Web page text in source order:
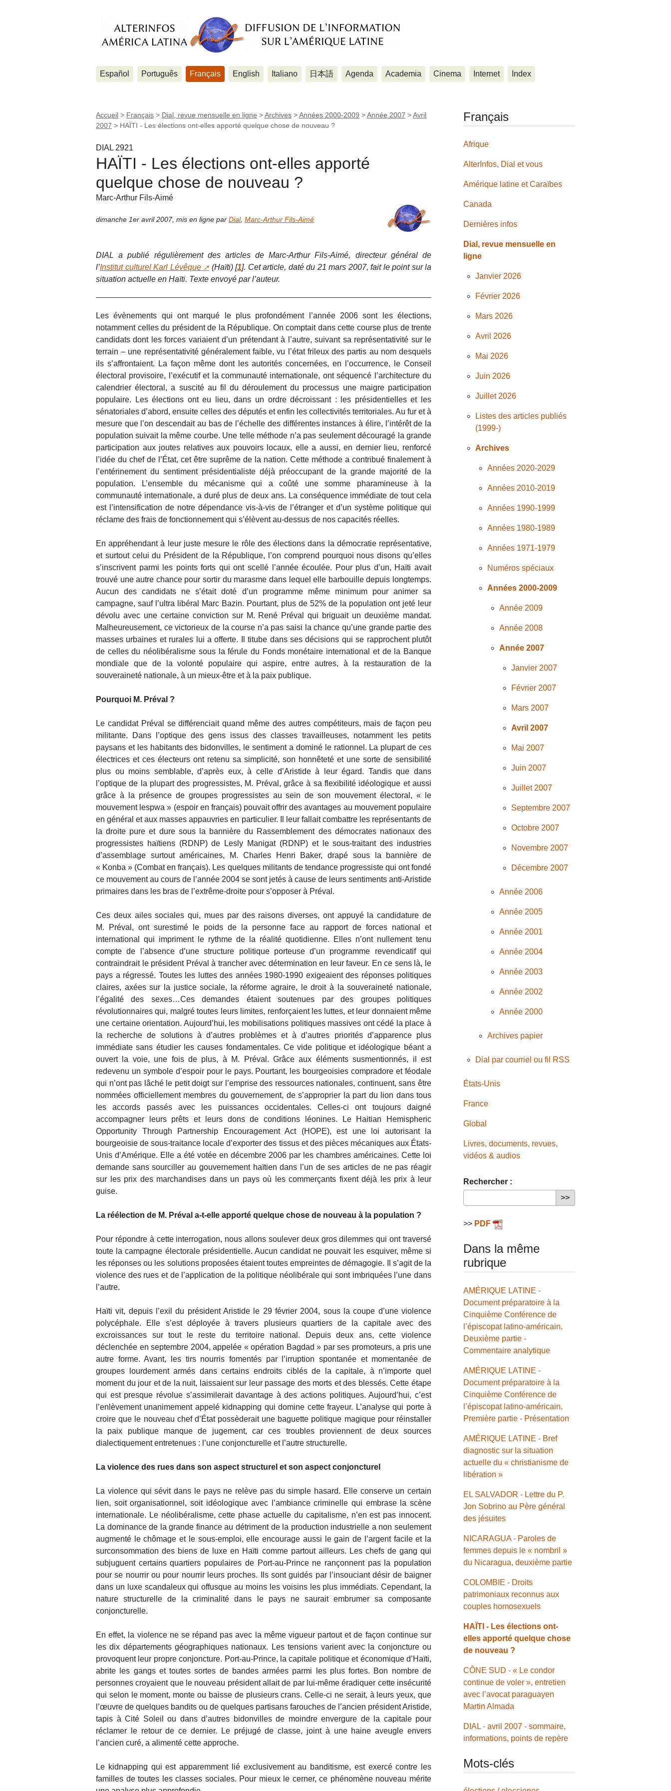
Español Português Français English Italiano 日本語 Agenda Academia Cinema Internet Index
Accueil > Français > Dial, revue mensuelle en ligne >Archives >Années 2000-2009 >Année 2007 >Avril
2007 > HAÏTI - Les élections ont-elles apporté quelque chose de nouveau ?
DIAL 2921
HAÏTI - Les élections ont-elles apporté
quelque chose de nouveau ?
Marc-Arthur Fils-Aimé
dimanche 1er avril 2007, mis en ligne par Dial, Marc-Arthur Fils-Aimé
DIAL a publié régulièrement des articles de Marc-Arthur Fils-Aimé, directeur général de
l’Institut culturel Karl Lévêque (Haïti)[1]. Cet article, daté du 21 mars 2007, fait le point sur la
situation actuelle en Haïti. Texte envoyé par l’auteur.
Les évènements qui ont marqué le plus profondément l’année 2006 sont les élections,
notamment celles du président de la République. On comptait dans cette course plus de trente
candidats dont les forces variaient d’un prétendant à l’autre, suivant sa représentativité sur le
terrain – une représentativité généralement faible, vu l’état frileux des partis au nom desquels
ils s’affrontaient. La façon même dont les autorités concernées, en l’occurrence, le Conseil
électoral provisoire, l’exécutif et la communauté internationale, ont séquencé l’architecture du
calendrier électoral, a suscité au fil du déroulement du processus une maigre participation
populaire. Les élections ont eu lieu, dans un ordre décroissant : les présidentielles et les
sénatoriales d’abord, ensuite celles des députés et enfin les collectivités territoriales. Au fur et à
mesure que l’on descendait au bas de l’échelle des différentes instances à élire, l’intérêt de la
population suivait la même courbe. Une telle méthode n’a pas seulement découragé la grande
participation aux joutes relatives aux pouvoirs locaux, elle a aussi, en dernier lieu, renforcé
l’idée du chef de l’État, cet être suprême de la nation. Cette méthode a contribué finalement à
l’entérinement du sentiment présidentialiste déjà préoccupant de la grande majorité de la
population. L’ensemble du mécanisme qui a coûté une somme pharamineuse à la
communauté internationale, a duré plus de deux ans. La conséquence immédiate de tout cela
est l’intensification de notre dépendance vis-à-vis de l’étranger et d’un système politique qui
réclame des frais de fonctionnement qui s’élèvent au-dessus de nos capacités réelles.
En appréhendant à leur juste mesure le rôle des élections dans la démocratie représentative,
et surtout celui du Président de la République, l’on comprend pourquoi nous disons qu’elles
s’inscrivent parmi les points forts qui ont scellé l’année écoulée. Pour plus d’un, Haïti avait
trouvé une autre chance pour sortir du marasme dans lequel elle barbouille depuis longtemps.
Aucun des candidats ne s’était doté d’un programme même minimum pour animer sa
campagne, sauf l’ultra libéral Marc Bazin. Pourtant, plus de 52% de la population ont jeté leur
dévolu avec une certaine conviction sur M. René Préval qui briguait un deuxième mandat.
Malheureusement, ce victorieux de la course n’a pas saisi la chance qu’une grande partie des
masses urbaines et rurales lui a offerte. Il titube dans ses décisions qui se rapprochent plutôt
de celles du néolibéralisme sous la férule du Fonds monétaire international et de la Banque
mondiale que de la volonté populaire qui aspire, entre autres, à la restauration de la
souveraineté nationale, à un mieux-être et à la paix publique.
Pourquoi M. Préval ?
Le candidat Préval se différenciait quand même des autres compétiteurs, mais de façon peu
militante. Dans l’optique des gens issus des classes travailleuses, notamment les petits
paysans et les habitants des bidonvilles, le sentiment a dominé le rationnel. La plupart de ces
électrices et ces électeurs ont retenu sa simplicité, son honnêteté et une sorte de sensibilité
plus ou moins semblable, d’après eux, à celle d’Aristide à leur égard. Tandis que dans
l’optique de la plupart des progressistes, M. Préval, grâce à sa flexibilité idéologique et aussi
grâce à la présence de groupes progressistes au sein de son mouvement électoral, « le
mouvement lespwa » (espoir en français) pouvait offrir des avantages au mouvement populaire
en général et aux masses appauvries en particulier. Il leur fallait combattre les représentants de
la droite pure et dure sous la bannière du Rassemblement des démocrates nationaux des
progressistes haïtiens (RDNP) de Lesly Manigat (RDNP) et le sous-traitant des industries
d’assemblage surtout américaines, M. Charles Henri Baker, drapé sous la bannière de
« Konba » (Combat en français). Les quelques militants de tendance progressiste qui ont fondé
ce mouvement au cours de l’année 2004 se sont jetés à cause de leurs sentiments anti-Aristide
primaires dans les bras de l’extrême-droite pour s’opposer à Préval.
Ces deux ailes sociales qui, mues par des raisons diverses, ont appuyé la candidature de
M. Préval, ont surestimé le poids de la personne face au rapport de forces national et
international qui impriment le rythme de la réalité quotidienne. Elles n’ont nullement tenu
compte de l’absence d’une structure politique porteuse d’un programme revendicatif qui
contraindrait le président Préval à trancher avec détermination en leur faveur. En ce sens là, le
pays a régressé. Toutes les luttes des années 1980-1990 exigeaient des réponses politiques
claires, axées sur la justice sociale, la réforme agraire, le droit à la souveraineté nationale,
l’égalité des sexes…Ces demandes étaient soutenues par des groupes politiques
révolutionnaires qui, malgré toutes leurs limites, renforçaient les luttes, et leur donnaient même
une certaine orientation. Aujourd’hui, les mobilisations politiques massives ont cédé la place à
la recherche de solutions à d’autres problèmes et à d’autres priorités d’apparence plus
immédiate sans étudier les causes fondamentales. Ce vide politique et idéologique béant a
ouvert la voie, une fois de plus, à M. Préval. Grâce aux éléments susmentionnés, il est
redevenu un symbole d’espoir pour le pays. Pourtant, les bourgeoisies compradore et féodale
qui n’ont pas lâché le petit doigt sur l’emprise des ressources nationales, continuent, sans être
nommées officiellement membres du gouvernement, de s’approprier la part du lion dans tous
les accords passés avec les puissances occidentales. Celles-ci ont toujours daigné
accompagner leurs prêts et leurs dons de conditions léonines. Le Haitian Hemispheric
Opportunity Through Partnership Encouragement Act (HOPE), est une loi autorisant la
bourgeoisie de sous-traitance locale d’exporter des tissus et des pièces mécaniques aux États-
Unis d’Amérique. Elle a été votée en décembre 2006 par les chambres américaines. Cette loi
demande sans sourciller au gouvernement haïtien dans l’un de ses articles de ne pas réagir
sur les prix des marchandises dans un pays où les commerçants fixent déjà les prix à leur
guise.
La réélection de M. Préval a-t-elle apporté quelque chose de nouveau à la population ?
Pour répondre à cette interrogation, nous allons soulever deux gros dilemmes qui ont traversé
toute la campagne électorale présidentielle. Aucun candidat ne pouvait les esquiver, même si
les réponses ou les solutions proposées étaient toutes empreintes de démagogie. Il s’agit de la
violence des rues et de l’application de la politique néolibérale qui sont imbriquées l’une dans
l’autre.
Haïti vit, depuis l’exil du président Aristide le 29 février 2004, sous la coupe d’une violence
polycéphale. Elle s’est déployée à travers plusieurs quartiers de la capitale avec des
excroissances sur tout le reste du territoire national. Depuis deux ans, cette violence
déclenchée en septembre 2004, appelée « opération Bagdad » par ses promoteurs, a pris une
autre forme. Avant, les tirs nourris fomentés par l’irruption spontanée et momentanée de
groupes lourdement armés dans certains endroits ciblés de la capitale, à n’importe quel
moment du jour et de la nuit, laissaient sur leur passage des morts et des blessés. Cette étape
qui est presque révolue s’assimilerait davantage à des actions politiques. Aujourd’hui, c’est
l’enlèvement unanimement appelé kidnapping qui domine cette frayeur. L’analyse qui porte à
croire que le nouveau chef d’État possèderait une baguette politique magique pour réinstaller
la paix publique manque de jugement, car ces troubles proviennent de deux sources
dialectiquement entretenues : l’une conjoncturelle et l’autre structurelle.
La violence des rues dans son aspect structurel et son aspect conjoncturel
La violence qui sévit dans le pays ne relève pas du simple hasard. Elle conserve un certain
lien, soit organisationnel, soit idéologique avec l’ambiance criminelle qui embrase la scène
internationale. Le néolibéralisme, cette phase actuelle du capitalisme, n’en est pas innocent.
La dominance de la grande finance au détriment de la production industrielle a non seulement
augmenté le chômage et le sous-emploi, elle encourage aussi le gain de l’argent facile et la
surconsommation des biens de luxe en Haïti comme partout ailleurs. Les chefs de gang qui
subjuguent certains quartiers populaires de Port-au-Prince ne rançonnent pas la population
pour se nourrir ou pour nourrir leurs proches. Ils sont guidés par l’insouciant désir de baigner
dans un luxe scandaleux qui offusque au moins les voisins les plus immédiats. Cependant, la
nature structurelle de la criminalité dans le pays ne saurait embrumer sa composante
conjoncturelle.
En effet, la violence ne se répand pas avec la même vigueur partout et de façon continue sur
les dix départements géographiques nationaux. Les tensions varient avec la conjoncture ou
provoquent leur propre conjoncture. Port-au-Prince, la capitale politique et économique d’Haïti,
abrite les gangs et toutes sortes de bandes armées parmi les plus fortes. Bon nombre de
personnes croyaient que le nouveau président allait de par lui-même éradiquer cette insécurité
qui selon le moment, monte ou baisse de plusieurs crans. Celle-ci ne serait, à leurs yeux, que
l’œuvre de quelques bandits ou de quelques partisans farouches de l’ancien président Aristide,
tapis à Cité Soleil ou dans d’autres bidonvilles de moindre envergure de la capitale pour
réclamer le retour de ce dernier. Le préjugé de classe, joint à une haine aveugle envers
l’ancien curé, a alimenté cette approche.
Le kidnapping qui est apparemment lié exclusivement au banditisme, est exercé contre les
familles de toutes les classes sociales. Pour mieux le cerner, ce phénomène nouveau mérite
Français
Afrique
AlterInfos, Dial et vous
Amérique latine et Caraïbes
Canada
Dernières infos
Dial, revue mensuelle en
ligne
Janvier 2026
Février 2026
Mars 2026
Avril 2026
Mai 2026
Juin 2026
Juillet 2026
Listes des articles publiés
(1999-)
Archives
Années 2020-2029
Années 2010-2019
Années 1990-1999
Années 1980-1989
Années 1971-1979
Numéros spéciaux
Années 2000-2009
Année 2009
Année 2008
Année 2007
Janvier 2007
Février 2007
Mars 2007
Avril 2007
Mai 2007
Juin 2007
Juillet 2007
Septembre 2007
Octobre 2007
Novembre 2007
Décembre 2007
Année 2006
Année 2005
Année 2001
Année 2004
Année 2003
Année 2002
Année 2000
Archives papier
Dial par courriel ou fil RSS
États-Unis
France
Global
Livres, documents, revues,
vidéos & audios
Rechercher :
>> PDF
Dans la même
rubrique
AMÉRIQUE LATINE -
Document préparatoire à la
Cinquième Conférence de
l’épiscopat latino-américain.
Deuxième partie -
Commentaire analytique
AMÉRIQUE LATINE -
Document préparatoire à la
Cinquième Conférence de
l’épiscopat latino-américain.
Première partie - Présentation
AMÉRIQUE LATINE - Bref
diagnostic sur la situation
actuelle du « christianisme de
libération »
EL SALVADOR - Lettre du P.
Jon Sobrino au Père général
des jésuites
NICARAGUA - Paroles de
femmes depuis le « nombril »
du Nicaragua, deuxième partie
COLOMBIE - Droits
patrimoniaux reconnus aux
couples homosexuels
HAÏTI - Les élections ont-
elles apporté quelque chose
de nouveau ?
CÔNE SUD - « Le condor
continue de voler », entretien
avec l’avocat paraguayen
Martin Almada
DIAL - avril 2007 - sommaire,
informations, points de repère
Mots-clés